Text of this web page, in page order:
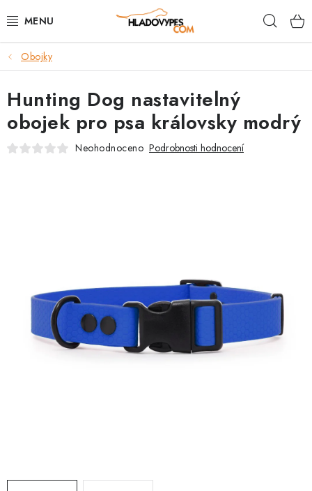
na
POTŘEBY PRO PSY
TAMI PŘEPRAVNÍ BOXY
SPORT SE PSEM
PRODEJNA
Výměna, vrácení a reklamace
Obojky
Hunting Dog nastavitelný
obojek pro psa královsky modrý
Neohodnoceno Podrobnosti hodnocení